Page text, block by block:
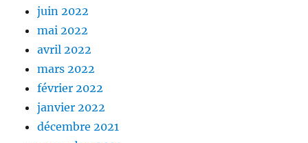
juin 2022
mai 2022
avril 2022
mars 2022
février 2022
janvier 2022
décembre 2021